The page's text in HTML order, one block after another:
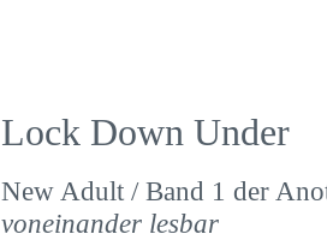
Lock Down Under
New Adult / Band 1 der
voneinander lesbar